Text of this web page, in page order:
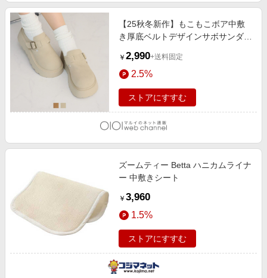
【25秋冬新作】もこもこボア中敷
き厚底ベルトデザインサボサンダル
￥ 2,990+送料固定
2.5%
ストアにすすむ
ズームティー Betta ハニカムライナ
ー 中敷きシート
￥ 3,960
1.5%
ストアにすすむ